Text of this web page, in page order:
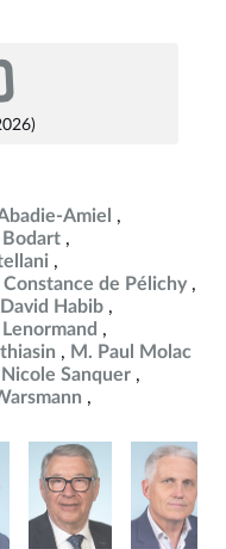
Amiel
Bodart
Constance de Pélichy
Habib
M. Paul Molac
Sanquer